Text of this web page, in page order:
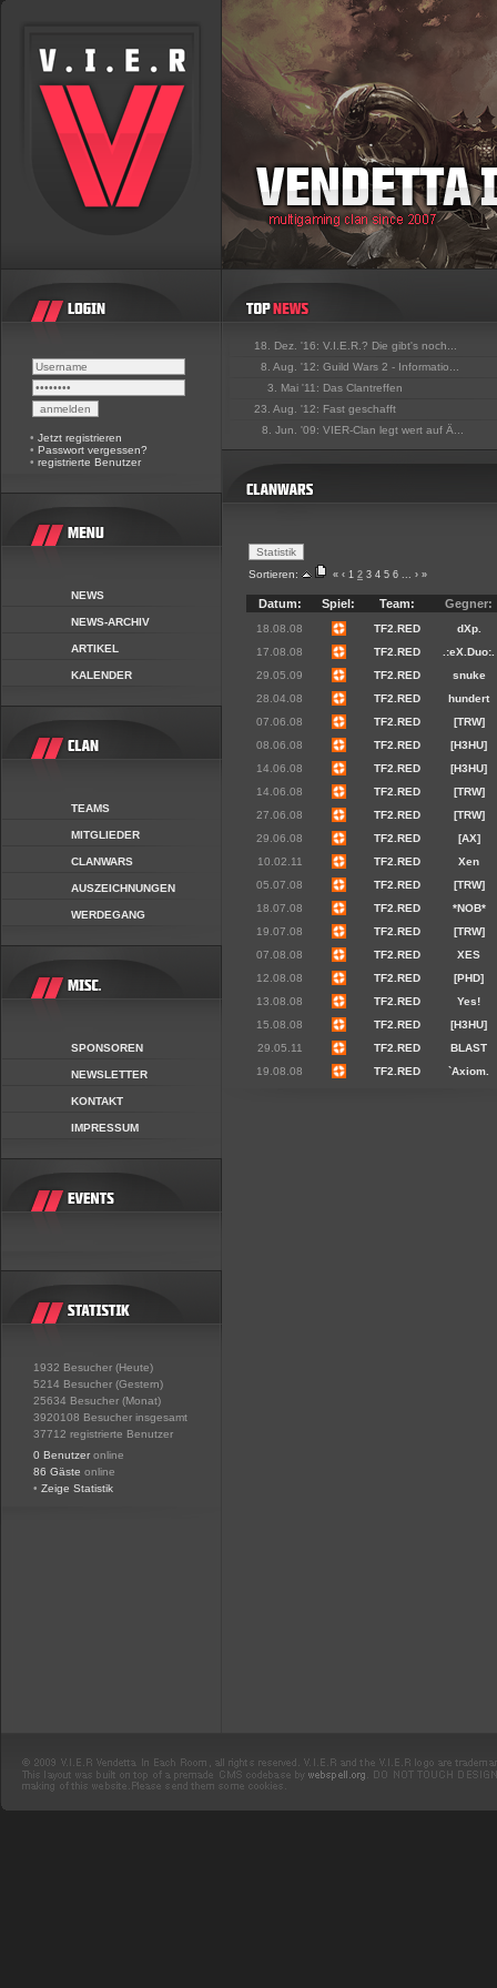
• Jetzt registrieren
• Passwort vergessen?
• registrierte Benutzer
NEWS
NEWS-ARCHIV
ARTIKEL
KALENDER
TEAMS
MITGLIEDER
CLANWARS
AUSZEICHNUNGEN
WERDEGANG
SPONSOREN
NEWSLETTER
KONTAKT
IMPRESSUM
1932 Besucher (Heute)
5214 Besucher (Gestern)
25634 Besucher (Monat)
3920108 Besucher insgesamt
37712 registrierte Benutzer
0 Benutzer online
86 Gäste online
• Zeige Statistik
18. Dez. '16: V.I.E.R.? Die gibt's noch...
8. Aug. '12: Guild Wars 2 - Informatio...
3. Mai '11: Das Clantreffen
23. Aug. '12: Fast geschafft
8. Jun. '09: VIER-Clan legt wert auf Ä...
Sortieren: « ‹ 1 2 3 4 5 6 ... › »
Datum: Spiel: Team: Gegner:
18.08.08 TF2.RED
dXp.
17.08.08
TF2.RED
.:eX.Duo:.
29.05.09
TF2.RED
snuke
28.04.08
TF2.RED
hundert
07.06.08
TF2.RED
[TRW]
08.06.08
TF2.RED
[H3HU]
14.06.08
TF2.RED
[H3HU]
14.06.08
TF2.RED
[TRW]
27.06.08
TF2.RED
[TRW]
29.06.08
TF2.RED
[AX]
10.02.11
TF2.RED
Xen
05.07.08
TF2.RED
[TRW]
18.07.08
TF2.RED
*NOB*
19.07.08
TF2.RED
[TRW]
07.08.08
TF2.RED
XES
12.08.08
TF2.RED
[PHD]
13.08.08
TF2.RED
Yes!
15.08.08
TF2.RED
[H3HU]
29.05.11
TF2.RED
BLAST
19.08.08
TF2.RED `Axiom.